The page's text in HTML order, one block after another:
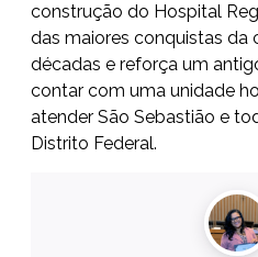
construção do Hospital
das maiores conquistas da
décadas e reforça um
contar com uma unidade
atender São Sebastião e
Distrito Federal.